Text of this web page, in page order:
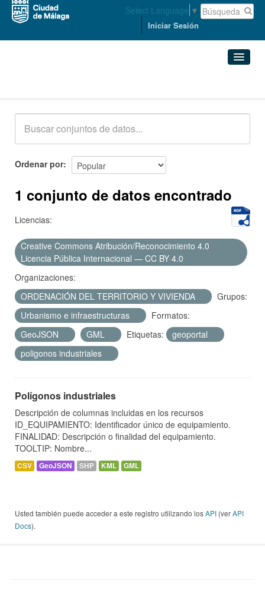
Select Language ▼
Iniciar Sesión
Acerca de
Ordenar por
1 conjunto de datos encontrado
Licencias:
Creative Commons Atribución/Reconocimiento 4.0
Licencia Pública Internacional — CC BY 4.0
Organizaciones:
ORDENACIÓN DEL TERRITORIO Y VIVIENDA
Grupos:
Urbanismo e infraestructuras
Formatos:
GeoJSON
GML Etiquetas:
geoportal
poligonos industriales
Polígonos industriales
Descripción de columnas incluidas en los recursos
ID_EQUIPAMIENTO: Identificador único de equipamiento.
FINALIDAD: Descripción o finalidad del equipamiento.
TOOLTIP: Nombre...
CSV GeoJSON SHP KML GML
Usted también puede acceder a este registro utilizando losAPI (verAPI
Docs).